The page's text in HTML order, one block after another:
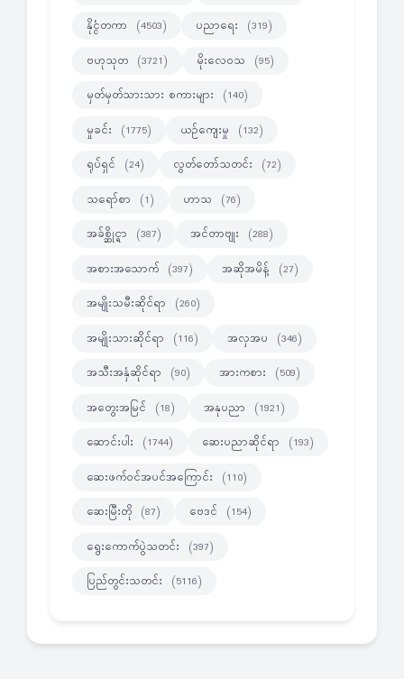
နိုင္ငံတကာ (4503) ပညာရေး (319)
ဗဟုသုတ (3721) မိုးလေဝသ (95)
မှတ်မှတ်သားသား စကားများ (140)
မှုခင်း (1775) ယဉ်ကျေးမှု (132)
ရုပ်ရှင် (24) လွတ်တော်သတင်း (72)
သရော်စာ (1) ဟာသ (76)
အခ်စ္ဆိုင္ရာ (387) အင်တာဗျုး (288)
အစားအသောက် (397) အဆိုအမိန့် (27)
အမျိုးသမီးဆိုင်ရာ (260)
အမျိုးသားဆိုင်ရာ (116) အလှအပ (346)
အသီးအနှံဆိုင်ရာ (90) အားကစား (509)
အတွေးအမြင် (18) အနုပညာ (1921)
ဆောင်းပါး (1744) ဆေးပညာဆိုင်ရာ (193)
ဆေးဖက်ဝင်အပင်အကြောင်း (110)
ဆေးမြီးတို (87) ဗေဒင် (154)
ရွေးကောက်ပွဲသတင်း (397)
ပြည်တွင်းသတင်း (5116)